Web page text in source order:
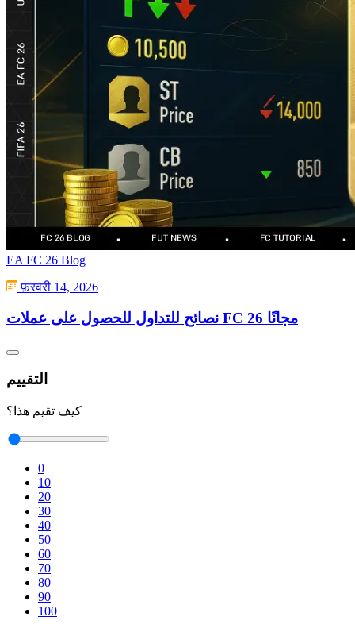
EA FC 26 Blog
फ़रवरी 14, 2026
نصائح للتداول للحصول على عملات FC 26 مجانًا
التقييم
كيف تقيم هذا؟
0
10
20
30
40
50
60
70
80
90
100